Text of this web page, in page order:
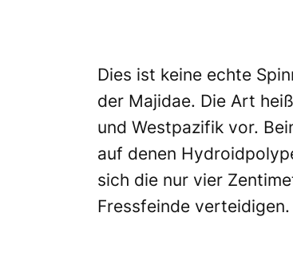
Dies ist keine echte
der Majidae. Die Art
und Westpazifik vor.
auf denen
sich die nur vier
Fressfeinde